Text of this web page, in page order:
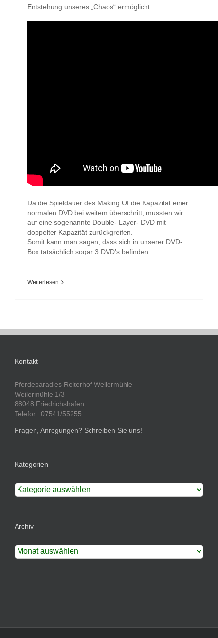
Entstehung unseres „Chaos“ ermöglicht.
Da die Spieldauer des Making Of die Kapazität einer
normalen DVD bei weitem überschritt, mussten wir
auf eine sogenannte Double- Layer- DVD mit
doppelter Kapazität zurückgreifen.
Somit kann man sagen, dass sich in unserer DVD-
Box tatsächlich sogar 3 DVD’s befinden.
Weiterlesen
Kontakt
Pferdeparadies Reiterhof Weilermühle
Weilermühle 1/3
88048 Friedrichshafen
Telefon: 07541/55255
Fragen, Anregungen? Schreiben Sie uns!
Kategorien
Kategorien
Archiv
Archiv